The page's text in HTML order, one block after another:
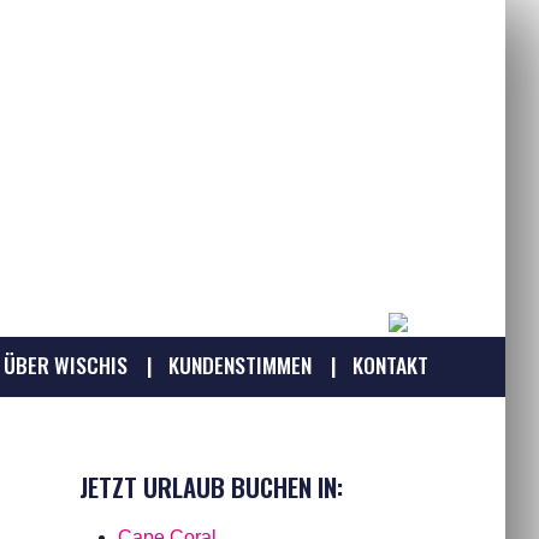
ÜBER WISCHIS KUNDENSTIMMEN KONTAKT
JETZT URLAUB BUCHEN IN: